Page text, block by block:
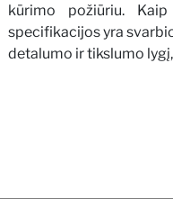
kūrimo požiūriu.
specifikacijos yra
detalumo ir tikslumo